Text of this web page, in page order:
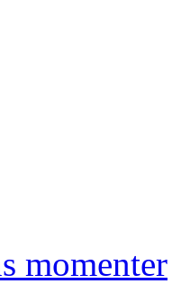
momenter